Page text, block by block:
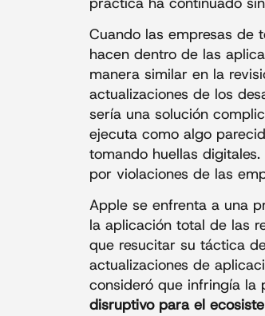
Cuando las empresas de
hacen dentro de las
manera similar en la
actualizaciones de los
sería una solución
ejecuta como algo
tomando huellas
por violaciones de las
Apple se enfrenta a una
la aplicación total de las
que resucitar su táctica
actualizaciones de
consideró que infringía la
disruptivo para el